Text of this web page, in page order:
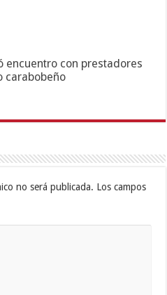
encuentro con prestadores
carabobeño
no será publicada. Los campos